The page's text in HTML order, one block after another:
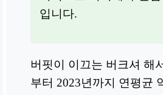
입니다.
버핏이 이끄는 버크셔 해
부터 2023년까지 연평균